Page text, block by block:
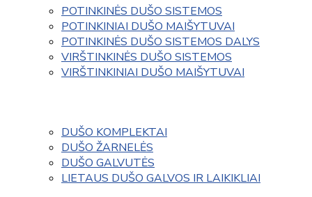
POTINKINĖS DUŠO SISTEMOS
POTINKINIAI DUŠO MAIŠYTUVAI
POTINKINĖS DUŠO SISTEMOS DALYS
VIRŠTINKINĖS DUŠO SISTEMOS
VIRŠTINKINIAI DUŠO MAIŠYTUVAI
DUŠO KOMPLEKTAI
DUŠO ŽARNELĖS
DUŠO GALVUTĖS
LIETAUS DUŠO GALVOS IR LAIKIKLIAI